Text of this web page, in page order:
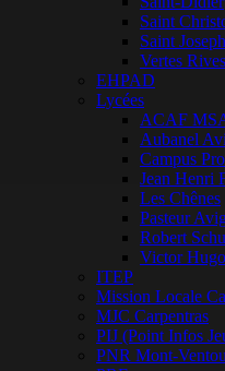
Saint
Saint Joseph
Vertes Rives
EHPAD
Lycées
ACAF
Aubanel
Campus
Jean Henri
Les Chênes
Pasteur
Robert
Victor Hugo
ITEP
Mission Locale
MJC Carpentras
PIJ (Point Infos
PNR Mont-